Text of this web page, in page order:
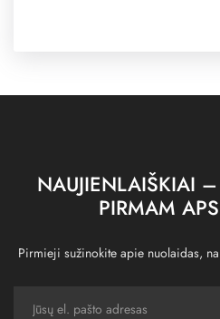
NAUJIENLAIŠKIAI
PIRMAM
Pirmieji sužinokite apie nuolaidas,